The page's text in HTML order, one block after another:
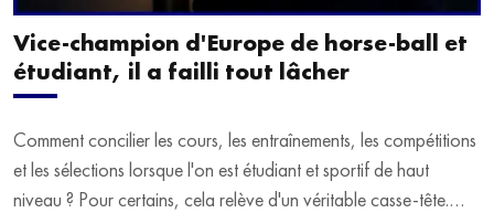
Vice-champion d'Europe de horse-ball et
étudiant, il a failli tout lâcher
Comment concilier les cours, les entraînements, les compétitions
et les sélections lorsque l'on est étudiant et sportif de haut
niveau ? Pour certains, cela relève d'un véritable casse-tête.